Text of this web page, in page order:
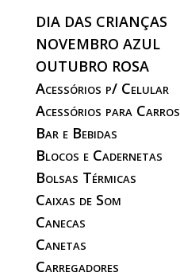
DIA DAS CRIANÇAS
NOVEMBRO AZUL
OUTUBRO ROSA
Acessórios p/ Celular
Acessórios para Carros
Bar e Bebidas
Blocos e Cadernetas
Bolsas Térmicas
Caixas de Som
Canecas
Canetas
Carregadores